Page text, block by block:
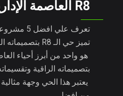
R8 العاصمة الإدارية
هو واحد من أبرز أحياء
بتصميماته الراقية
يعتبر هذا الحي وجهة